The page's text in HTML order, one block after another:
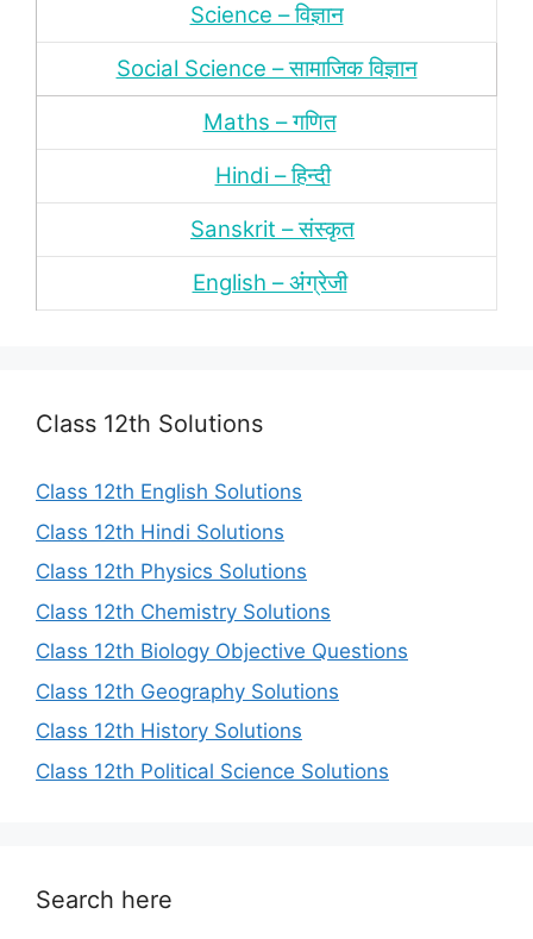
Science – विज्ञान
Social Science – सामाजिक विज्ञान
Maths – गणित
Hindi – हिन्‍दी
Sanskrit – संस्‍कृत
English – अंंग्रेजी
Class 12th Solutions
Class 12th English Solutions
Class 12th Hindi Solutions
Class 12th Physics Solutions
Class 12th Chemistry Solutions
Class 12th Biology Objective Questions
Class 12th Geography Solutions
Class 12th History Solutions
Class 12th Political Science Solutions
Search here